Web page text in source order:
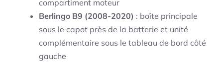
compartiment moteur
Berlingo B9 (2008-2020) : boîte principale
sous le capot près de la batterie et unité
complémentaire sous le tableau de bord côté
gauche